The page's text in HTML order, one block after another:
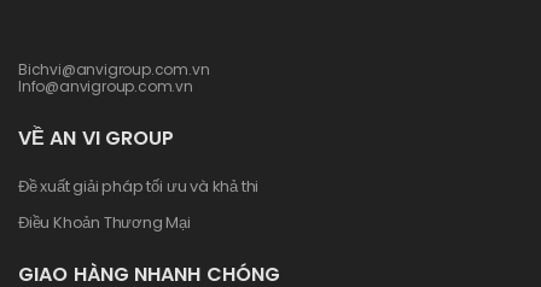
Bichvi@anvigroup.com.vn
Info@anvigroup.com.vn
VỀ AN VI GROUP
Đề xuất giải pháp tối ưu và khả thi
Điều Khoản Thương Mại
GIAO HÀNG NHANH CHÓNG